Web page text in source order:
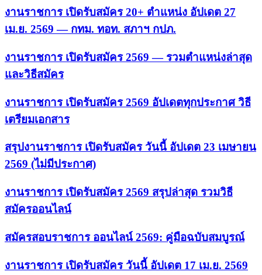
งานราชการ เปิดรับสมัคร 20+ ตำแหน่ง อัปเดต 27
เม.ย. 2569 — กทม. ทอท. สภาฯ กปภ.
งานราชการ เปิดรับสมัคร 2569 — รวมตำแหน่งล่าสุด
และวิธีสมัคร
งานราชการ เปิดรับสมัคร 2569 อัปเดตทุกประกาศ วิธี
เตรียมเอกสาร
สรุปงานราชการ เปิดรับสมัคร วันนี้ อัปเดต 23 เมษายน
2569 (ไม่มีประกาศ)
งานราชการ เปิดรับสมัคร 2569 สรุปล่าสุด รวมวิธี
สมัครออนไลน์
สมัครสอบราชการ ออนไลน์ 2569: คู่มือฉบับสมบูรณ์
งานราชการ เปิดรับสมัคร วันนี้ อัปเดต 17 เม.ย. 2569